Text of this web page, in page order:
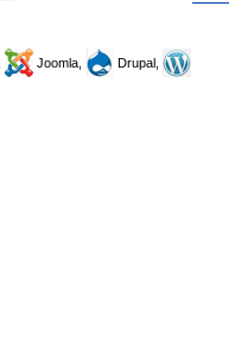
Joomla,
Drupal,